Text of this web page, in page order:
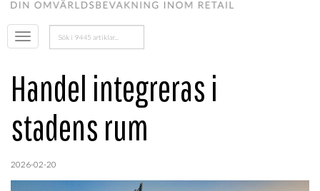
Öppna
menyn
Sök
efter:
Handel integreras i
stadens rum
2026-02-20